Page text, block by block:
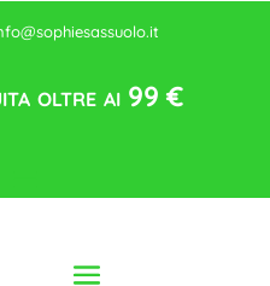
oltre ai 99 €